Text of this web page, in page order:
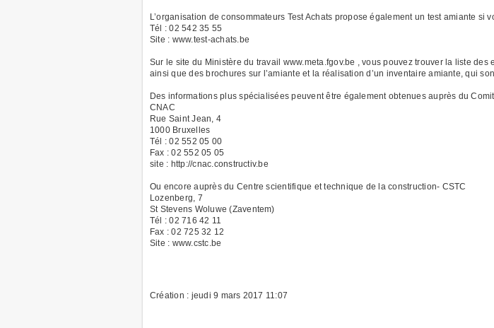
L’organisation de consommateurs Test Achats propose également un test amiante si
Tél : 02 542 35 55
Site : www.test-achats.be
Sur le site du Ministère du travail www.meta.fgov.be , vous pouvez trouver la liste
ainsi que des brochures sur l’amiante et la réalisation d’un inventaire amiante, qui
Des informations plus spécialisées peuvent être également obtenues auprès du
CNAC
Rue Saint Jean, 4
1000 Bruxelles
Tél : 02 552 05 00
Fax : 02 552 05 05
site : http://cnac.constructiv.be
Ou encore auprès du Centre scientifique et technique de la construction- CSTC
Lozenberg, 7
St Stevens Woluwe (Zaventem)
Tél : 02 716 42 11
Fax : 02 725 32 12
Site : www.cstc.be
Création : jeudi 9 mars 2017 11:07